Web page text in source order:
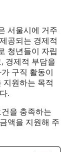
서울시에 거주
공되는 경제적
청년들이 자립
경제적 부담을
구직 활동이
지원하는 목적
.
을 충족하는
액을 지원해 주